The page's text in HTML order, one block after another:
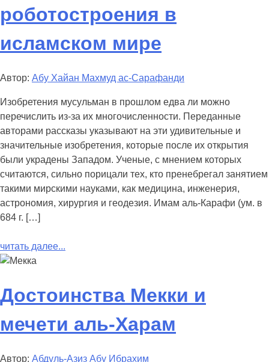
роботостроения в
исламском мире
Автор: Абу Хайан Махмуд ас-Сарафанди
Изобретения мусульман в прошлом едва ли можно
перечислить из-за их многочисленности. Переданные
авторами рассказы указывают на эти удивительные и
значительные изобретения, которые после их открытия
были украдены Западом. Ученые, с мнением которых
считаются, сильно порицали тех, кто пренебрегал занятием
такими мирскими науками, как медицина, инженерия,
астрономия, хирургия и геодезия. Имам аль-Карафи (ум. в
684 г. […]
читать далее...
Достоинства Мекки и
мечети аль-Харам
Автор: Абдуль-Азиз Абу Ибрахим